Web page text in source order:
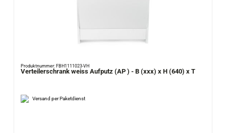
Produktnummer: FBH1111023-VH
Verteilerschrank weiss Aufputz (AP ) - B (xxx) x H (640) x T
Versand per Paketdienst